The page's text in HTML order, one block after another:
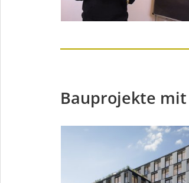
Bauprojekte mit